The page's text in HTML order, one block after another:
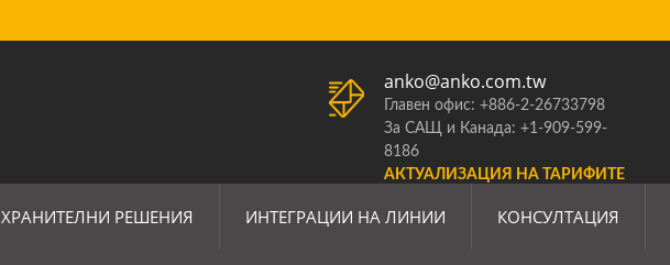
anko@anko.com.tw
Главен офис: +886-2-26733798
За САЩ и Канада: +1-909-599-
8186
АКТУАЛИЗАЦИЯ НА ТАРИФИТЕ
ХРАНИТЕЛНИ РЕШЕНИЯ ИНТЕГРАЦИИ НА ЛИНИИ КОНСУЛТАЦИЯ